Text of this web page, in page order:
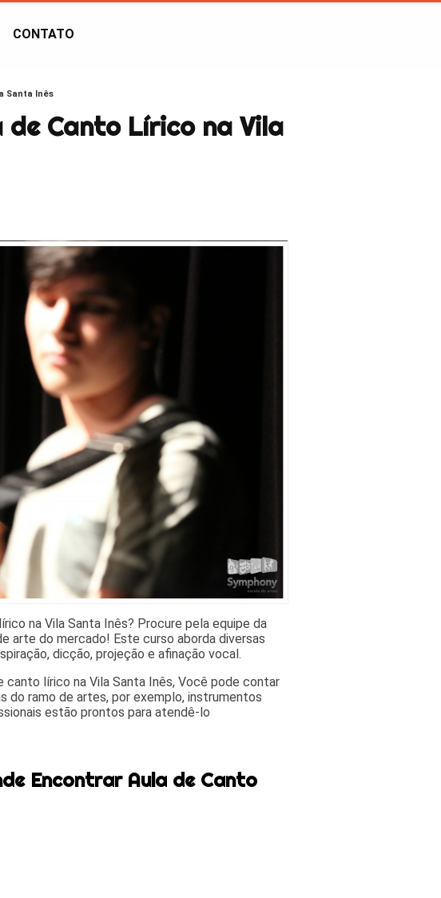
CONTATO
Santa Inês
Canto Lírico na Vila
na Vila Santa Inês? Procure pela equipe da
arte do mercado! Este curso aborda diversas
dicção, projeção e afinação vocal.
canto lírico na Vila Santa Inês, Você pode contar
do ramo de artes, por exemplo, instrumentos
estão prontos para atendê-lo
Encontrar Aula de Canto